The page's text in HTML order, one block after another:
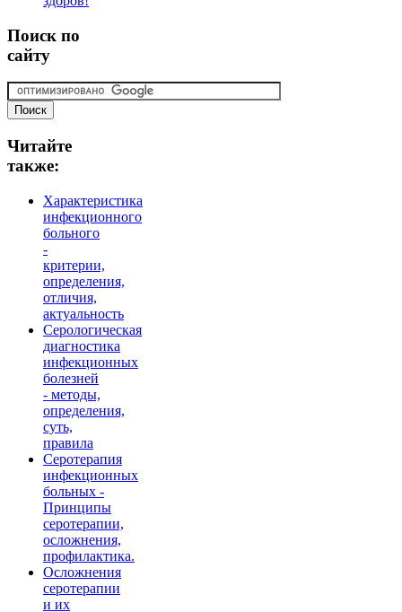
Поиск по
сайту
Читайте
также:
Характеристика
инфекционного
больного
-
критерии,
определения,
отличия,
актуальность
Серологическая
диагностика
инфекционных
болезней
- методы,
определения,
суть,
правила
Серотерапия
инфекционных
больных -
Принципы
серотерапии,
осложнения,
профилактика.
Осложнения
серотерапии
и их